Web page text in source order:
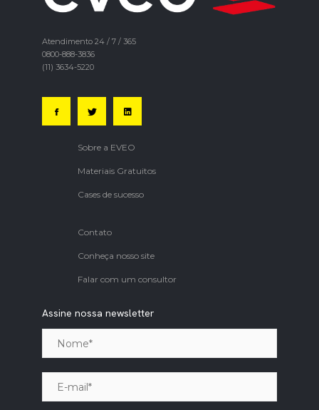
Atendimento 24 / 7 / 365
0800-888-3836
(11) 3634-5220
Sobre a EVEO
Materiais Gratuitos
Cases de sucesso
Contato
Conheça nosso site
Falar com um consultor
Assine nossa newsletter